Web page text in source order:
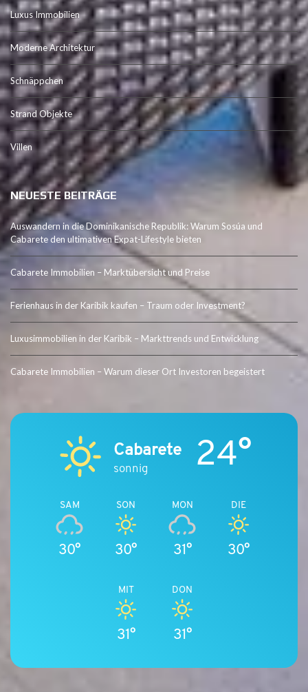
Luxus Immobilien
Moderne Architektur
Schnäppchen
Strand Objekte
Villen
NEUESTE BEITRÄGE
Auswandern in die Dominikanische Republik: Warum Sosúa und
Cabarete den ultimativen Expat-Lifestyle bieten
Cabarete Immobilien – Marktübersicht und Preise
Ferienhaus in der Karibik kaufen – Traum oder Investment?
Luxusimmobilien in der Karibik – Markttrends und Entwicklung
Cabarete Immobilien – Warum dieser Ort Investoren begeistert
Cabarete
sonnig 24°
SAM
30°
SON
30°
MON
31°
DIE
30°
MIT
31°
DON
31°